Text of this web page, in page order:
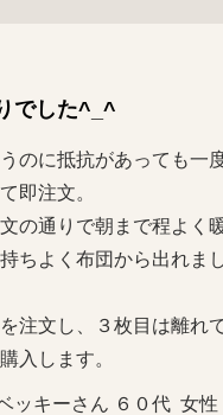
でした^_^
のに抵抗があっても一
即注文。
の通りで朝まで程よく
ちよく布団から出れま
注文し、３枚目は離れ
入します。
ッキーさん ６０代  女